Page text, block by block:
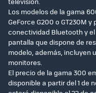
Los modelos de la gama
GeForce G200 o GT230M y
conectividad Bluetooth y
pantalla que dispone de
modelo, además, incluyen
monitores.
El precio de la gama 300
disponible a partir del 1 de